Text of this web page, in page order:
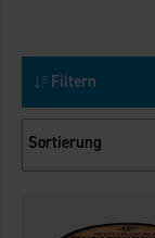
Filtern
Sortierung